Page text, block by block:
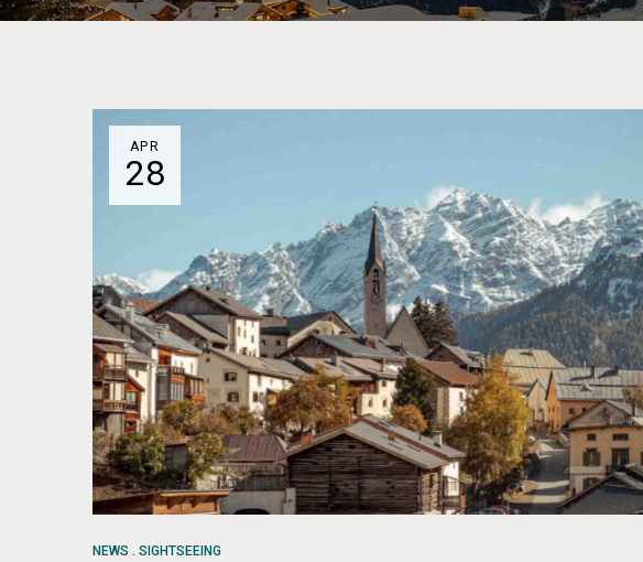
APR
28
NEWS SIGHTSEEING